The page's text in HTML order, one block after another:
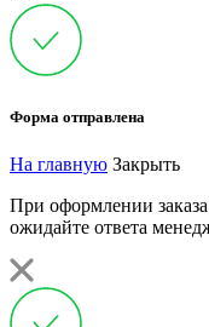
Форма отправлена
На главную Закрыть
При оформлении
ожидайте ответа